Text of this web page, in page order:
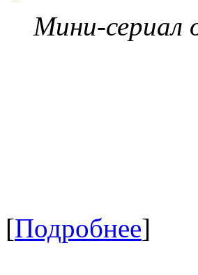
Мини-сериал
[Подробнее]